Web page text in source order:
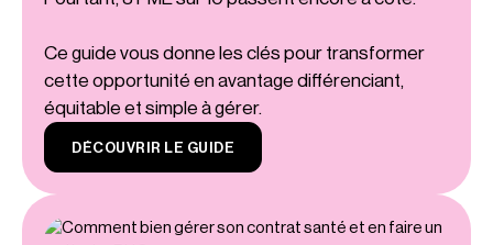
Ce guide vous donne les clés pour transformer
cette opportunité en avantage différenciant,
équitable et simple à gérer.
DÉCOUVRIR LE GUIDE